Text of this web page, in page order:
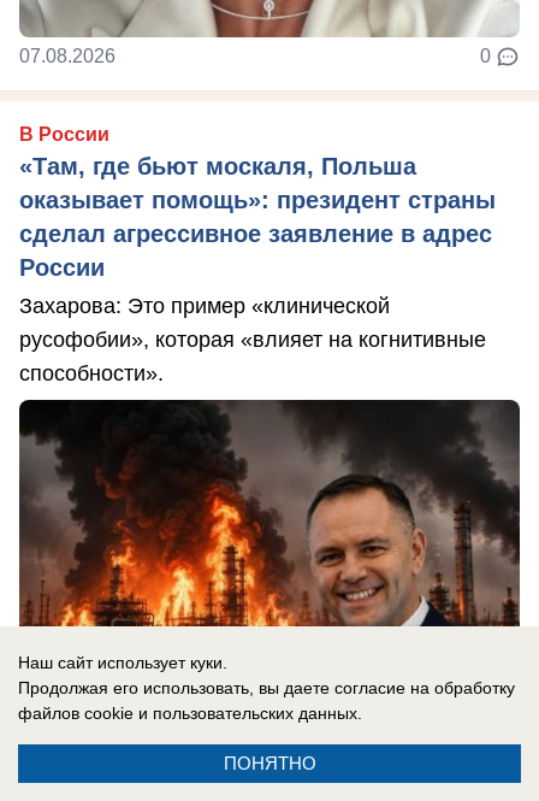
07.08.2026 0
В России
«Там, где бьют москаля, Польша
оказывает помощь»: президент страны
сделал агрессивное заявление в адрес
России
Захарова: Это пример «клинической
русофобии», которая «влияет на когнитивные
способности».
Наш сайт использует куки.
Продолжая его использовать, вы даете согласие на обработку
файлов cookie и пользовательских данных.
ПОНЯТНО